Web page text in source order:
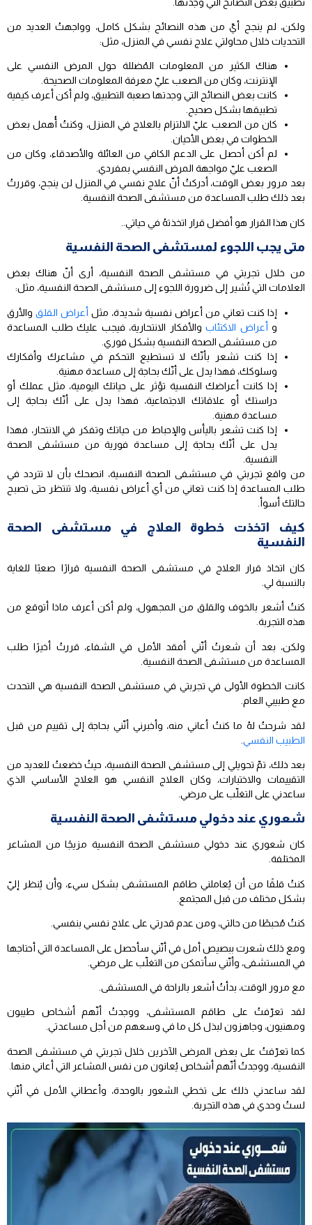
ولكن، لم ينجح أيّ من هذه النصائح بشكل كامل، وواجهتُ العديد من
التحديات خلال محاولتي علاج نفسي في المنزل، مثل:
هناك الكثير من المعلومات المُضللة حول المرض النفسي على
الإنترنت، وكان من الصعب عليّ معرفة المعلومات الصحيحة.
كانت بعض النصائح التي وجدتها صعبة التطبيق، ولم أكن أعرف كيفية
تطبيقها بشكل صحيح.
كان من الصعب عليّ الالتزام بالعلاج في المنزل، وكنتُ أُهمل بعض
الخطوات في بعض الأحيان.
لم أكن أحصل على الدعم الكافي من العائلة والأصدقاء، وكان من
الصعب عليّ مواجهة المرض النفسي بمفردي.
بعد مرور بعض الوقت، أدركتُ أنّ علاج نفسي في المنزل لن ينجح، وقررتُ
بعد ذلك طلب المساعدة من مستشفى الصحة النفسية.
كان هذا القرار هو أفضل قرار اتخذتهُ في حياتي..
متى يجب اللجوء لمستشفى الصحة النفسية
من خلال تجربتي في مستشفى الصحة النفسية، أرى أنّ هناك بعض
العلامات التي تُشير إلى ضرورة اللجوء إلى مستشفى الصحة النفسية، مثل:
إذا كنت تعاني من أعراض نفسية شديدة، مثل أعراض القلق والأرق
وأعراض الاكتئاب والأفكار الانتحارية، فيجب عليك طلب المساعدة
من مستشفى الصحة النفسية بشكل فوري.
إذا كنت تشعر بأنّك لا تستطيع التحكم في مشاعرك وأفكارك
وسلوكك، فهذا يدل على أنّك بحاجة إلى مساعدة مهنية.
إذا كانت أعراضك النفسية تؤثر على حياتك اليومية، مثل عملك أو
دراستك أو علاقاتك الاجتماعية، فهذا يدل على أنّك بحاجة إلى
مساعدة مهنية.
إذا كنت تشعر باليأس والإحباط من حياتك وتفكر في الانتحار، فهذا
يدل على أنّك بحاجة إلى مساعدة فورية من مستشفى الصحة
النفسية.
من واقع تجربتي في مستشفى الصحة النفسية، انصحك بأن لا تتردد في
طلب المساعدة إذا كنت تعاني من أي أعراض نفسية، ولا تنتظر حتى تصبح
حالتك أسوأ.
كيف اتخذت خطوة العلاج في مستشفى الصحة
النفسية
كان اتخاذ قرار العلاج في مستشفى الصحة النفسية قرارًا صعبًا للغاية
بالنسبة لي.
كنتُ أشعر بالخوف والقلق من المجهول، ولم أكن أعرف ماذا أتوقع من
هذه التجربة.
ولكن، بعد أن شعرتُ أنّني أفقد الأمل في الشفاء، قررتُ أخيرًا طلب
المساعدة من مستشفى الصحة النفسية.
كانت الخطوة الأولى في تجربتي في مستشفى الصحة النفسية هي التحدث
مع طبيبي العام.
لقد شرحتُ لهُ ما كنتُ أعاني منه، وأخبرني أنّني بحاجة إلى تقييم من قبل
الطبيب النفسي
بعد ذلك، تمّ تحويلي إلى مستشفى الصحة النفسية، حيثُ خضعتُ للعديد من
التقييمات والاختبارات، وكان العلاج النفسي هو العلاج الأساسي الذي
ساعدني على التغلّب على مرضي.
شعوري عند دخولي مستشفى الصحة النفسية
كان شعوري عند دخولي مستشفى الصحة النفسية مزيجًا من المشاعر
المختلفة.
كنتُ قلقًا من أن يُعاملني طاقم المستشفى بشكل سيء، وأن يُنظر إليّ
بشكل مختلف من قبل المجتمع.
كنتُ مُحبطًا من حالتي، ومن عدم قدرتي على علاج نفسي بنفسي.
ومع ذلك شعرت ببصيص أمل في أنّني سأحصل على المساعدة التي أحتاجها
في المستشفى، وأنّني سأتمكن من التغلّب على مرضي.
مع مرور الوقت، بدأتُ أشعر بالراحة في المستشفى.
لقد تعرّفتُ على طاقم المستشفى، ووجدتُ أنّهم أشخاص طيبون
ومهنيون، وجاهزون لبذل كل ما في وسعهم من أجل مساعدتي.
كما تعرّفتُ على بعض المرضى الآخرين خلال تجربتي في مستشفى الصحة
النفسية، ووجدتُ أنّهم أشخاص يُعانون من نفس المشاعر التي أعاني منها.
لقد ساعدني ذلك على تخطي الشعور بالوحدة، وأعطاني الأمل في أنّني
لستُ وحدي في هذه التجربة.